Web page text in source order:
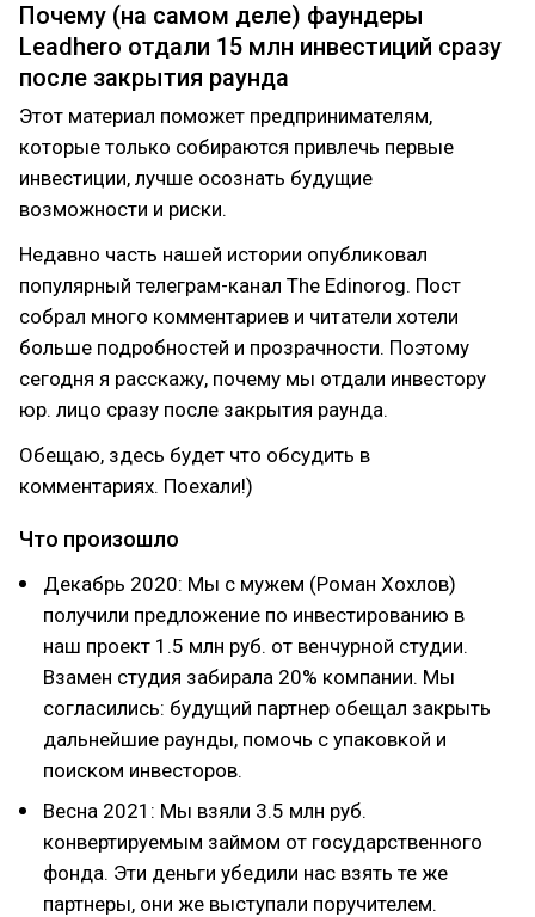
Почему (на самом деле) фаундеры
Leadhero отдали 15 млн инвестиций сразу
после закрытия раунда
Этот материал поможет предпринимателям,
которые только собираются привлечь первые
инвестиции, лучше осознать будущие
возможности и риски.
Недавно часть нашей истории опубликовал
популярный телеграм-канал The Edinorog. Пост
собрал много комментариев и читатели хотели
больше подробностей и прозрачности. Поэтому
сегодня я расскажу, почему мы отдали инвестору
юр. лицо сразу после закрытия раунда.
Обещаю, здесь будет что обсудить в
комментариях. Поехали!)
Что произошло
Декабрь 2020: Мы с мужем (Роман Хохлов)
получили предложение по инвестированию в
наш проект 1.5 млн руб. от венчурной студии.
Взамен студия забирала 20% компании. Мы
согласились: будущий партнер обещал закрыть
дальнейшие раунды, помочь с упаковкой и
поиском инвесторов.
Весна 2021: Мы взяли 3.5 млн руб.
конвертируемым займом от государственного
фонда. Эти деньги убедили нас взять те же
партнеры, они же выступали поручителем.